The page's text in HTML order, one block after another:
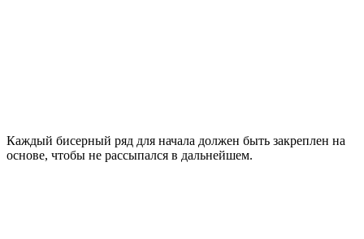
Каждый бисерный ряд для начала должен быть закреплен на
основе, чтобы не рассыпался в дальнейшем.